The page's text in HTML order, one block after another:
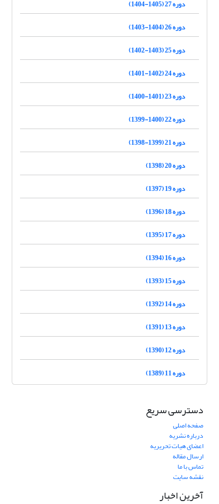
دوره 27 (1405-1404)
دوره 26 (1404-1403)
دوره 25 (1403-1402)
دوره 24 (1402-1401)
دوره 23 (1401-1400)
دوره 22 (1400-1399)
دوره 21 (1399-1398)
دوره 20 (1398)
دوره 19 (1397)
دوره 18 (1396)
دوره 17 (1395)
دوره 16 (1394)
دوره 15 (1393)
دوره 14 (1392)
دوره 13 (1391)
دوره 12 (1390)
دوره 11 (1389)
دسترسی سریع
صفحه اصلی
درباره نشریه
اعضای هیات تحریریه
ارسال مقاله
تماس با ما
نقشه سایت
آخرین اخبار